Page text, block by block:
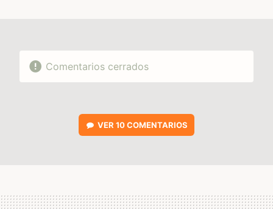
Comentarios cerrados
VER 10 COMENTARIOS